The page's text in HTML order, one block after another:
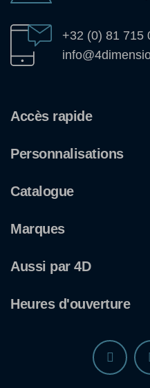
+32 (0) 81 715
Accès rapide
Personnalisations
Catalogue
Marques
Aussi par 4D
Heures d'ouverture